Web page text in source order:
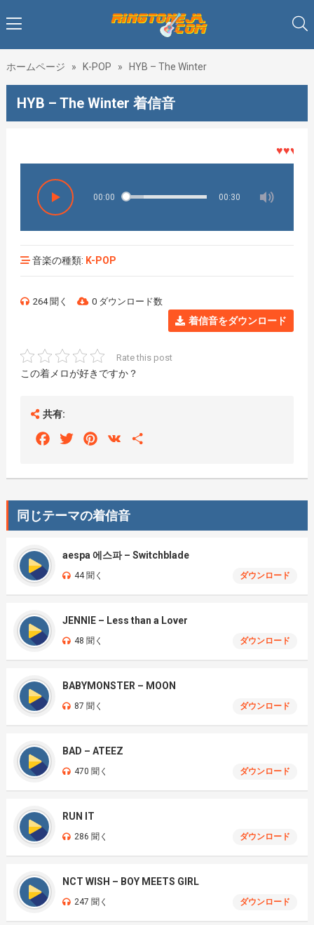
ホームページ » K-POP » HYB – The Winter
HYB – The Winter 着信音
♥♥♥着メ
00:00 00:30
音楽の種類: K-POP
264 聞く 0 ダウンロード数
着信音をダウンロード
Rate this post
この着メロが好きですか？
共有:
FacebookTwitterPinterest
VK
同じテーマの着信音
aespa 에스파 – Switchblade
44 聞く ダウンロード
JENNIE – Less than a Lover
48 聞く ダウンロード
BABYMONSTER – MOON
87 聞く ダウンロード
BAD – ATEEZ
470 聞く ダウンロード
RUN IT
286 聞く ダウンロード
NCT WISH – BOY MEETS GIRL
247 聞く ダウンロード